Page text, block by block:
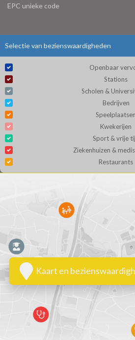
EPC unieke code
Selectie van bezienswaardigheden
Openbaar
Stations
Scholen &
Bedrijven
Speelplaatsen
Kwekerijen
Sport & vrije
Ziekenhuizen &
Restaurants
Kaart en